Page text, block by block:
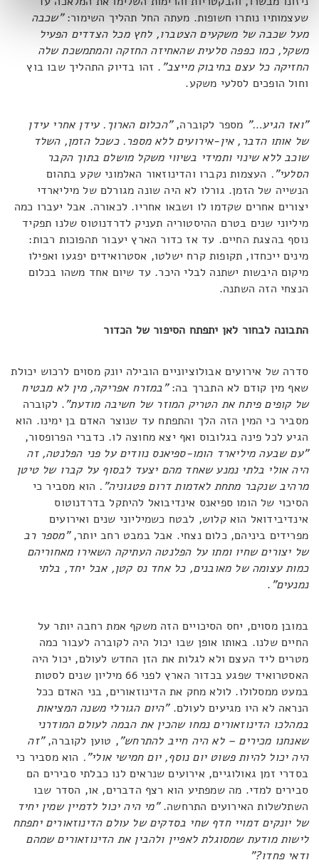
שעצמותיו נותרו חשופות. מעתה החל תהליך השימור:"שכבה
מעל שכבה של משקעים הצטברו, לחץ מכל הצדדים הפעיל
משקל, כמו כפפה סלעית שהאחיזה החזקה והמתמשכת שלה
החזיקה כל עצם בחיבוק מייצב". זהו בדיוק התהליך שבו בוץ
וחול הופכים לסלעי משקע.
"ואז הגיע…" מספר לקוברה,"הכלום הארוך. עידן אחרי עידן
של אותו הדבר, אין-אירועים ללא מספר. כשכל הזמן, השלד
שוכב ללא שינוי ותמידי בשיווי משקל מושלם בתוך הקבר
הסלעי". העצמות נקברו והדינוזאור האלמוני שקע בתהום
הנשייה של הזמן. גורלו לא היה שונה מגורלם של מיליארדי
יצורים אחרים שקדמו לו ושבאו אחריו. לכאורה. אבל יעברו כמה
מיליוני שנים בטרם ההיסטוריה תעניק לדרדנוטוס שלנו תפקיד
נוסף בהצגת החיים. עד אז כדור הארץ יעבור תהפוכות רבות:
מינים ייכחדו, תקופות קרח ישלטו, אסטרואידים יפגעו ואפילו
מיקום היבשות ישתנה לבלי היכר. עד שיום אחד משהו בכלום
הנצחי הזה השתנה.
התבונה לבחור לאן יתפתח הסיפור של הכדור
סדרה של אירועים אבולוציוניים הובילה יונק מסוים לרכוש יכולת
שאף מין קודם לא התברך בה:"במזרח אפריקה, מין לא מבטיח
של קופים פיתח את הטריק המוזר של חשיבה מודעת". לקוברה
מסביר כי המין הזה הלך והתפתח עד שנוצר האדם בן ימינו. הוא
הגיע לכל פינה בגלובוס ואף יצא מחוצה לו. כדברי הפרופסור,
"עם שבעה מיליארד הומו-ספיאנס נוודים על פני הפלנטה, זה
היה אולי בלתי נמנע שאחד מהם יצעד לבסוף על קברו של טיטן
מרהיב שנקבר מתחת לאדמות דרום פטגוניה". הוא מסביר כי
הסיכוי של הומו ספיאנס אינדיבואל להיתקל בדרדנוטוס
אינדיבידואל הוא קלוש, לבטח כשמיליוני שנים ואירועים
מפרידים ביניהם, כלום נצחי. אבל במבט רחב יותר,"מספר רב
של יצורים שחיו ומתו על הפלנטה העתיקה השאירו מאחוריהם
כמות עצומה של מאובנים, כל אחד נס קטן, אבל יחד, בלתי
נמנעים".
במובן מסוים, יחס הסיכויים הזה משקף אמת רחבה יותר על
החיים שלנו. באותו אופן שבו יכול היה לקוברה לעבור כמה
מטרים ליד העצם ולא לגלות את הזן החדש לעולם, יכול היה
האסטרואיד שפגע בכדור הארץ לפני 66 מיליון שנים לסטות
במעט ממסלולו. לולא מחק את הדינוזאורים, בני האדם ככל
הנראה לא היו מגיעים לעולם."היום הגורלי משנה המציאות
במהלכו הדינוזאורים נמחו שהכין את הבמה לעולם המודרני
שאנחנו מכירים – לא היה חייב להתרחש", טוען לקוברה,"זה
היה יכול להיות פשוט יום נוסף, יום חמישי אולי". הוא מסביר כי
בסדרי זמן גאולוגיים, אירועים שנראים לנו כבלתי סבירים הם
סבירים למדי. מה שמפתיע הוא רצף הדברים, או, הסדר שבו
השתלשלות האירועים התרחשה."מי היה יכול לדמיין שמין יחיד
של יונקים דמויי חדף שחי בסדקים של עולם הדינוזאורים יתפתח
לישות מודעת שמסוגלת לאפיין ולהבין את הדינוזאורים שמהם
ודאי פחדו?"